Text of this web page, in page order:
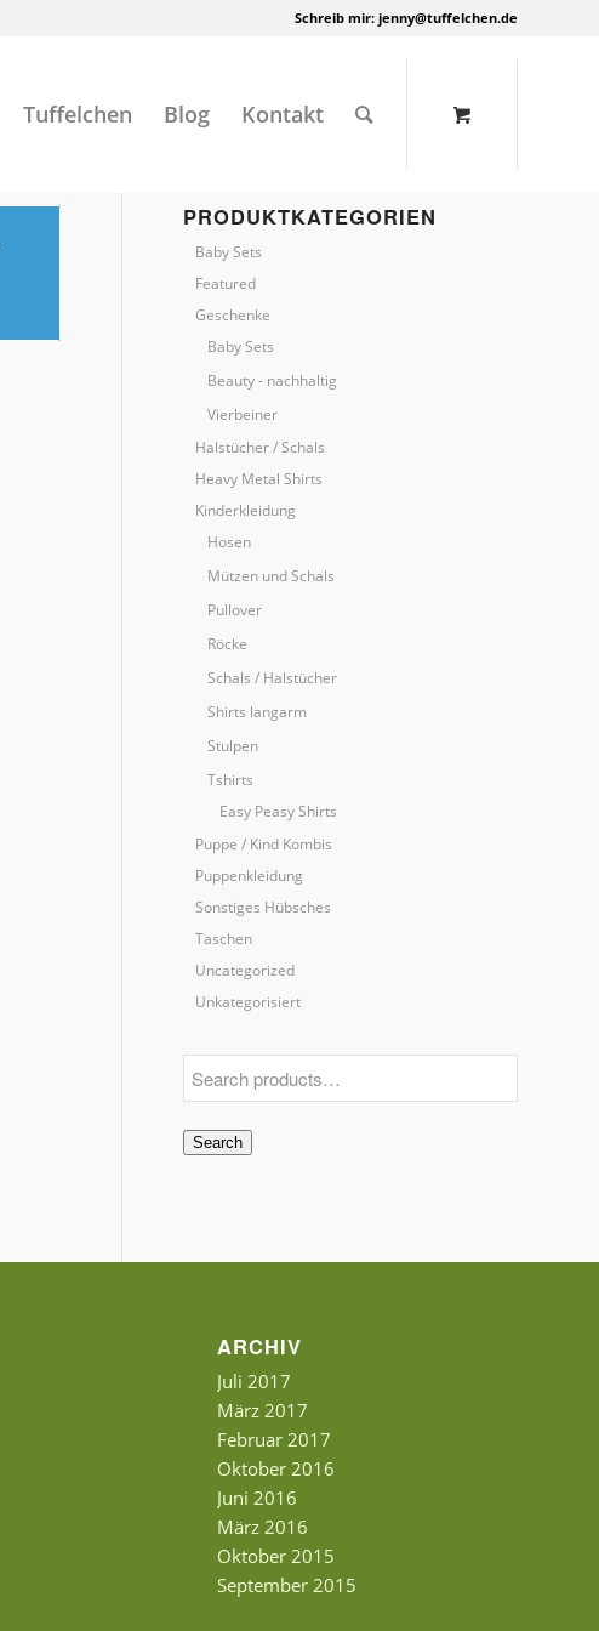
Schreib mir: jenny@tuffelchen.de
Tuffelchen Blog Kontakt
PRODUKTKATEGORIEN
Baby Sets
Featured
Geschenke
Baby Sets
Beauty - nachhaltig
Vierbeiner
Halstücher / Schals
Heavy Metal Shirts
Kinderkleidung
Hosen
Mützen und Schals
Pullover
Röcke
Schals / Halstücher
Shirts langarm
Stulpen
Tshirts
Easy Peasy Shirts
Puppe / Kind Kombis
Puppenkleidung
Sonstiges Hübsches
Taschen
Uncategorized
Unkategorisiert
Search
ARCHIV
Juli 2017
März 2017
Februar 2017
Oktober 2016
Juni 2016
März 2016
Oktober 2015
September 2015